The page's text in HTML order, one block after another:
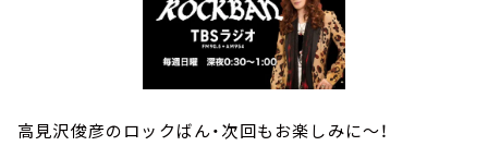
高見沢俊彦のロックばん・次回もお楽しみに～！